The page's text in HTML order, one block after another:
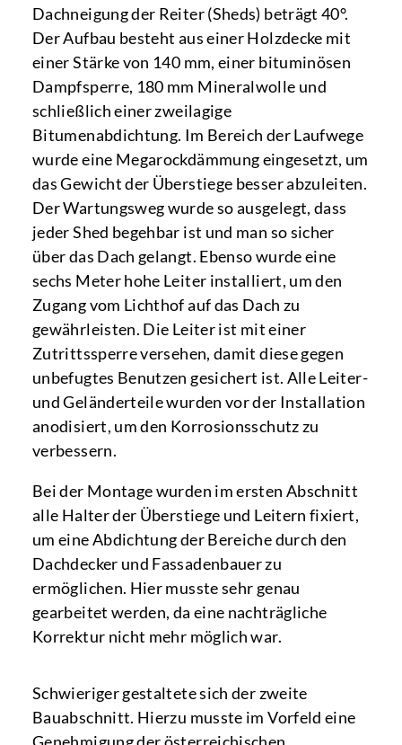
Dachneigung der Reiter (Sheds) beträgt 40°.
Der Aufbau besteht aus einer Holzdecke mit
einer Stärke von 140 mm, einer bituminösen
Dampfsperre, 180 mm Mineralwolle und
schließlich einer zweilagige
Bitumenabdichtung. Im Bereich der Laufwege
wurde eine Megarockdämmung eingesetzt, um
das Gewicht der Überstiege besser abzuleiten.
Der Wartungsweg wurde so ausgelegt, dass
jeder Shed begehbar ist und man so sicher
über das Dach gelangt. Ebenso wurde eine
sechs Meter hohe Leiter installiert, um den
Zugang vom Lichthof auf das Dach zu
gewährleisten. Die Leiter ist mit einer
Zutrittssperre versehen, damit diese gegen
unbefugtes Benutzen gesichert ist. Alle Leiter-
und Geländerteile wurden vor der Installation
anodisiert, um den Korrosionsschutz zu
verbessern.
Bei der Montage wurden im ersten Abschnitt
alle Halter der Überstiege und Leitern fixiert,
um eine Abdichtung der Bereiche durch den
Dachdecker und Fassadenbauer zu
ermöglichen. Hier musste sehr genau
gearbeitet werden, da eine nachträgliche
Korrektur nicht mehr möglich war.
Schwieriger gestaltete sich der zweite
Bauabschnitt. Hierzu musste im Vorfeld eine